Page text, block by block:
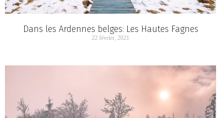
Dans les Ardennes belges: Les Hautes Fagnes
22 février, 2021